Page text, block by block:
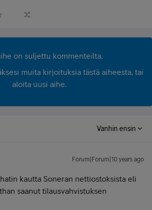
on suljettu kommenteilta.
muita kirjoituksia tästä aiheesta, tai
aloita uusi aihe.
Vanhin ensin
Forum|Forum|10 years ago
kautta Soneran nettiostoksista eli
saanut tilausvahvistuksen